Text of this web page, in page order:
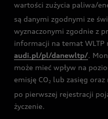
wartości zużycia paliwa/
są danymi zgodnymi ze
wyznaczonymi zgodnie z
informacji na temat WLTP
audi.pl/pl/danewltp/.
może mieć wpływ na
emisję CO2 lub zasięg oraz
po pierwszej rejestracji
życzenie.